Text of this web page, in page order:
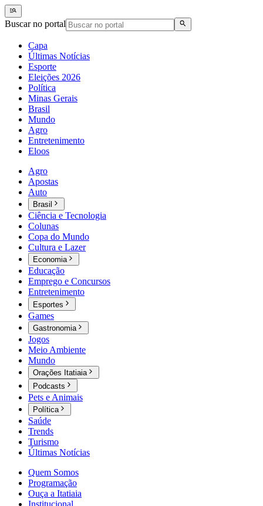
Buscar no portal
Capa
Últimas Notícias
Esporte
Eleições 2026
Política
Minas Gerais
Brasil
Mundo
Agro
Entretenimento
Eloos
Agro
Apostas
Auto
Brasil
Ciência e Tecnologia
Colunas
Copa do Mundo
Cultura e Lazer
Economia
Educação
Emprego e Concursos
Entretenimento
Esportes
Games
Gastronomia
Jogos
Meio Ambiente
Mundo
Orações Itatiaia
Podcasts
Pets e Animais
Política
Saúde
Trends
Turismo
Últimas Notícias
Quem Somos
Programação
Ouça a Itatiaia
Institucional